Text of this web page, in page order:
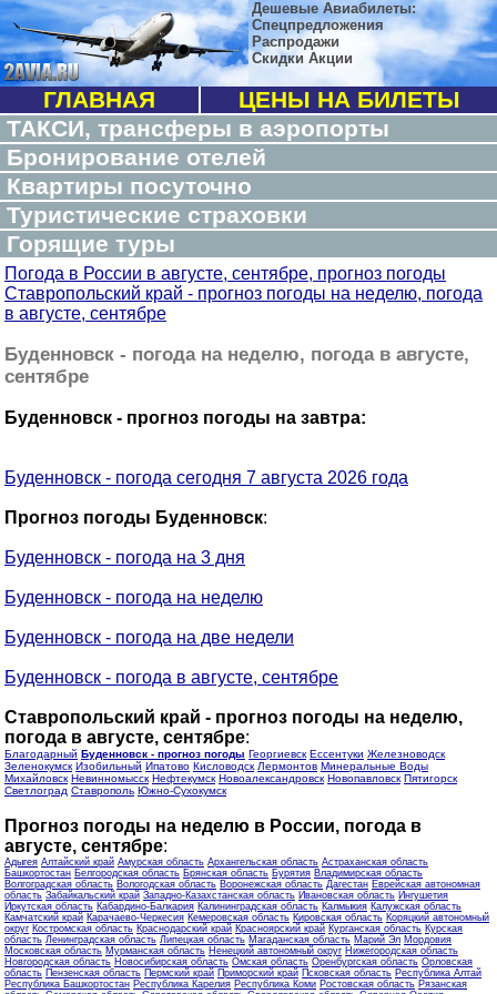
Дешевые Авиабилеты:
Спецпредложения
Распродажи
Скидки Акции
ГЛАВНАЯ
ЦЕНЫ НА БИЛЕТЫ
ТАКСИ, трансферы в аэропорты
Бронирование отелей
Квартиры посуточно
Туристические страховки
Горящие туры
Погода в России в августе, сентябре, прогноз погоды
Ставропольский край - прогноз погоды на неделю, погода
в августе, сентябре
Буденновск - погода на неделю, погода в августе,
сентябре
Буденновск - прогноз погоды на завтра:
Буденновск - погода сегодня 7 августа 2026 года
Прогноз погоды Буденновск:
Буденновск - погода на 3 дня
Буденновск - погода на неделю
Буденновск - погода на две недели
Буденновск - погода в августе, сентябре
Ставропольский край - прогноз погоды на неделю,
погода в августе, сентябре:
Благодарный Буденновск - прогноз погоды Георгиевск Ессентуки Железноводск
Зеленокумск Изобильный Ипатово Кисловодск Лермонтов Минеральные Воды
Михайловск Невинномысск Нефтекумск Новоалександровск Новопавловск Пятигорск
Светлоград Ставрополь Южно-Сухокумск
Прогноз погоды на неделю в России, погода в
августе, сентябре:
Адыгея Алтайский край Амурская область Архангельская область Астраханская область
Башкортостан Белгородская область Брянская область Бурятия Владимирская область
Волгоградская область Вологодская область Воронежская область Дагестан Еврейская автономная
область Забайкальский край Западно-Казахстанская область Ивановская область Ингушетия
Иркутская область Кабардино-Балкария Калининградская область Калмыкия Калужская область
Камчатский край Карачаево-Черкесия Кемеровская область Кировская область Коряцкий автономный
округ Костромская область Краснодарский край Красноярский край Курганская область Курская
область Ленинградская область Липецкая область Магаданская область Марий Эл Мордовия
Московская область Мурманская область Ненецкий автономный округ Нижегородская область
Новгородская область Новосибирская область Омская область Оренбургская область Орловская
область Пензенская область Пермский край Приморский край Псковская область Республика Алтай
Республика Башкортостан Республика Карелия Республика Коми Ростовская область Рязанская